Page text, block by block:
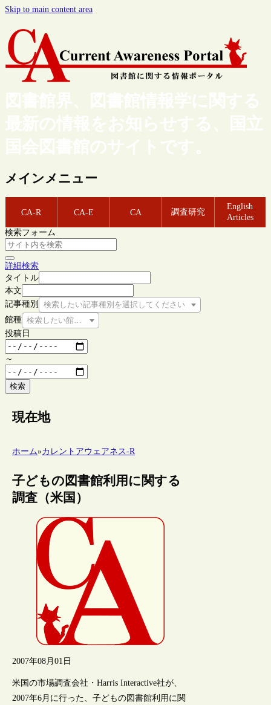
Skip to main content area
図書館界、図書館情報学に関する
最新の情報をお知らせする、国立
国会図書館のサイトです。
メインメニュー
CA-R CA-E CA 調査研究
English
Articles
検索フォーム
詳細検索
タイトル
本文
記事種別
検索したい記事種別を選択してください
館種 検索したい館種を選択してください
投稿日
～
検索
現在地
ホーム»カレントアウェアネス-R
子どもの図書館利用に関する
調査（米国）
2007年08月01日
米国の市場調査会社・Harris Interactive社が、
2007年6月に行った、子どもの図書館利用に関